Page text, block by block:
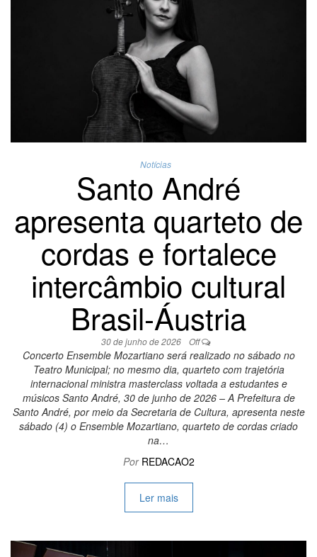
Notícias
Santo André
apresenta quarteto de
cordas e fortalece
intercâmbio cultural
Brasil-Áustria
30 de junho de 2026 Off
Concerto Ensemble Mozartiano será realizado no sábado no
Teatro Municipal; no mesmo dia, quarteto com trajetória
internacional ministra masterclass voltada a estudantes e
músicos Santo André, 30 de junho de 2026 – A Prefeitura de
Santo André, por meio da Secretaria de Cultura, apresenta neste
sábado (4) o Ensemble Mozartiano, quarteto de cordas criado
na…
Por REDACAO2
Ler mais